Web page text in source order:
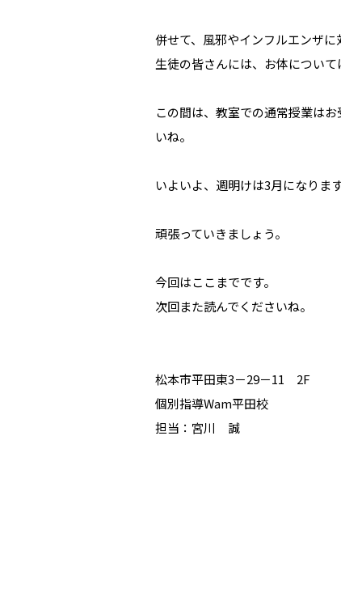
併せて、風邪やインフルエンザに
生徒の皆さんには、お体につい
この間は、教室での通常授業は
いね。
いよいよ、週明けは3月になりま
頑張っていきましょう。
今回はここまでです。
次回また読んでくださいね。
松本市平田東3－29－11
2F
個別指導Wam平田校
担当：宮川 誠